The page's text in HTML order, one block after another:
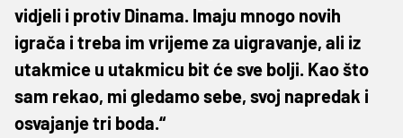
vidjeli i protiv Dinama. Imaju mnogo novih
igrača i treba im vrijeme za uigravanje, ali iz
utakmice u utakmicu bit će sve bolji. Kao što
sam rekao, mi gledamo sebe, svoj napredak i
osvajanje tri boda.“